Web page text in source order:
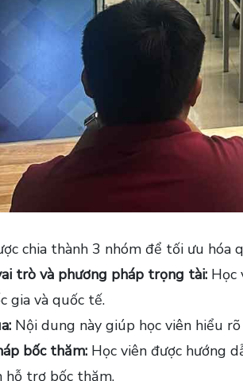
chia thành 3 nhóm để tối ưu hóa
trò và phương pháp trọng tài: Học
gia và quốc tế.
Nội dung này giúp học viên hiểu
bốc thăm: Học viên được hướng
hỗ trợ bốc thăm.